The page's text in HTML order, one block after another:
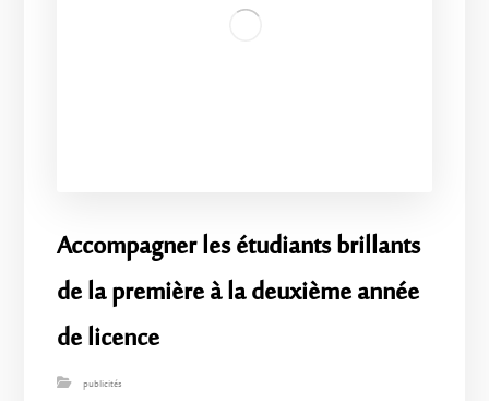
Accompagner les étudiants brillants
de la première à la deuxième année
de licence
publicités